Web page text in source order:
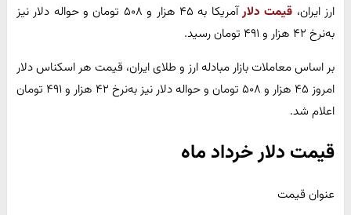
ارز ایران، قیمت دلار
آمریکا به ۴۵ هزار و ۵۰۸ تومان و حواله دلار نیز
به‌نرخ ۴۲ هزار و ۴۹۱ تومان رسید.
بر اساس معاملات بازار مبادله ارز و طلای ایران، قیمت هر اسکناس دلار
امروز ۴۵ هزار و ۵۰۸ تومان و حواله دلار نیز به‌نرخ ۴۲ هزار و ۴۹۱ تومان
اعلام شد.
قیمت دلار خرداد ماه
عنوان قیمت